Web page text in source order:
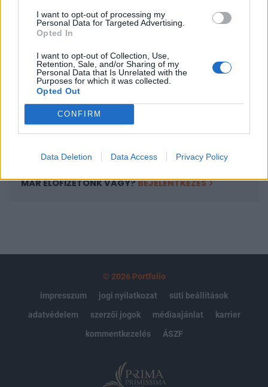
I want to opt-out of processing my
Personal Data for Targeted Advertising.
Opted In
I want to opt-out of Collection, Use,
Retention, Sale, and/or Sharing of my
Personal Data that Is Unrelated with the
Purposes for which it was collected.
Opted Out
CONFIRM
Data Deletion Data Access Privacy Policy
A keresett cikk a portfolio.hu hírarchívumához
tartozik, melynek olvasása előfizetéses
Az előfizetés a következőket tartalmazza:
Portfolio.hu teljes cikkarchívum
Kötéslisták: BÉT elmúlt 2 év napon belüli
kötéslistái
MÁR ELŐFIZETŐNK VAGY?BEJELENTKEZÉS
© 2026 Portfolio
impresszum
jogi nyilatkozat
süti beállítások
adatvédelem
szerzői jogok médiaajánlat
karrier
kommentkezelés
ÁSZF